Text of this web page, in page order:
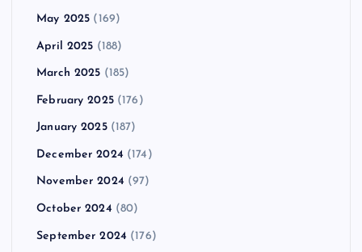
May 2025 (169)
April 2025 (188)
March 2025 (185)
February 2025(176)
January 2025(187)
December 2024 (174)
November 2024 (97)
October 2024 (80)
September 2024 (176)